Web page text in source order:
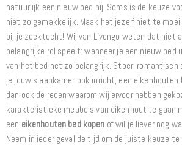
natuurlijk een nieuw bed bij. Soms is de keuze
niet zo gemakkelijk. Maak het jezelf niet te
bij je zoektocht! Wij van Livengo weten dat niet
belangrijke rol speelt: wanneer je een nieuw
van het bed net zo belangrijk. Stoer,
je jouw slaapkamer ook inricht, een
dan ook de reden waarom wij ervoor hebben
karakteristieke meubels van eikenhout te gaan
een eikenhouten bed kopen of wil je liever nog
Neem in ieder geval de tijd om de juiste keuze